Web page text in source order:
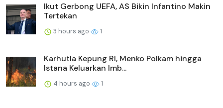
Ikut Gerbong UEFA, AS Bikin Infantino Makin
Tertekan
3 hours ago 1
Karhutla Kepung RI, Menko Polkam hingga
Istana Keluarkan Imb...
4 hours ago 1